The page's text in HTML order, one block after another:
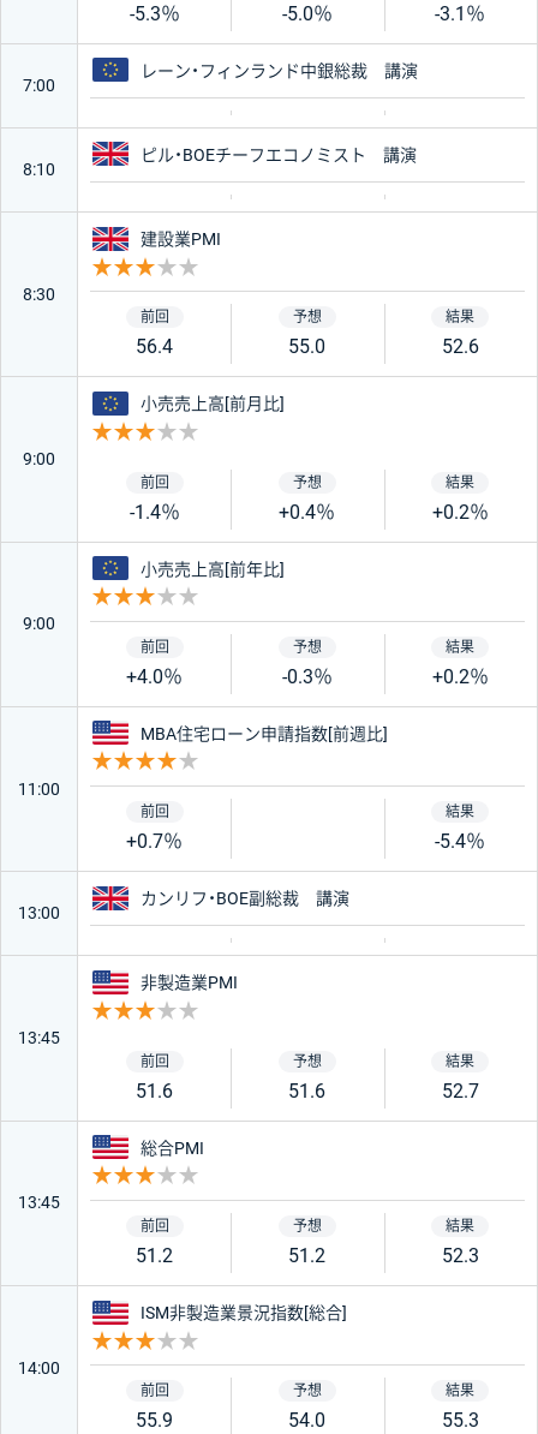
-5.3％ -5.0％ -3.1％
7:00
ユーロ
レーン・フィンランド中銀総裁 講演
8:10
イギリス
ピル・BOEチーフエコノミスト 講演
8:30
イギリス
建設業PMI
56.4 55.0 52.6
9:00
ユーロ
小売売上高[前月比]
-1.4％ +0.4％ +0.2％
9:00
ユーロ
小売売上高[前年比]
+4.0％ -0.3％ +0.2％
11:00
アメリカ
MBA住宅ローン申請指数[前週比]
+0.7％ -5.4％
13:00
イギリス
カンリフ・BOE副総裁 講演
13:45
アメリカ
非製造業PMI
51.6 51.6 52.7
13:45
アメリカ
総合PMI
51.2 51.2 52.3
14:00
アメリカ
ISM非製造業景況指数[総合]
55.9 54.0 55.3